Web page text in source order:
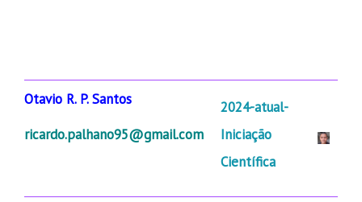
Otavio R. P. Santos
ricardo.palhano95@gmail.com
2024-atual-
Iniciação
Científica